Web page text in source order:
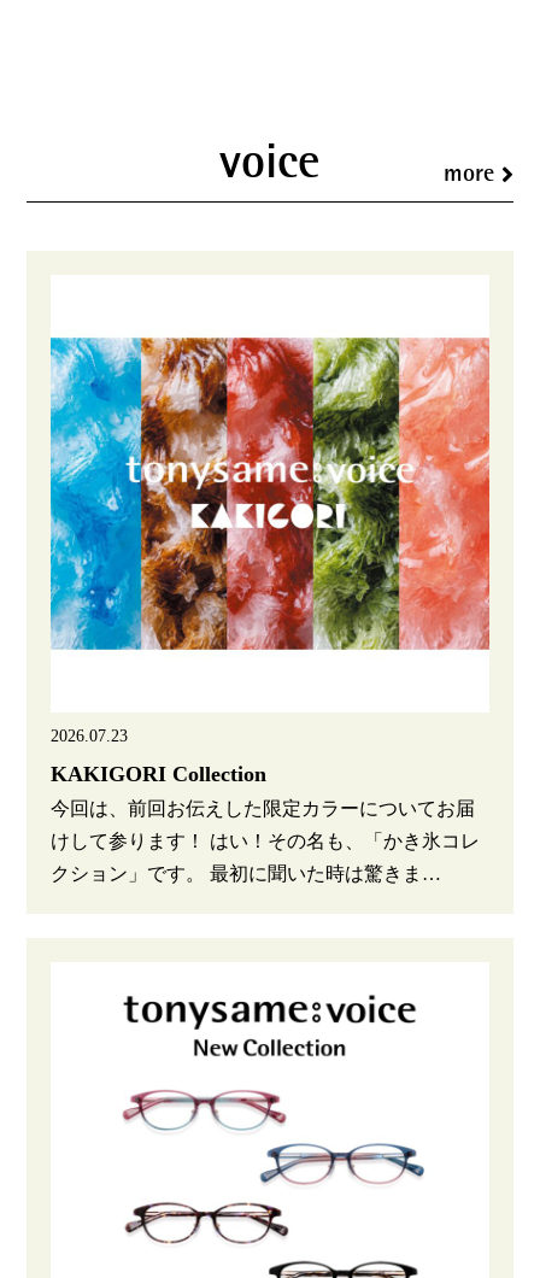
voice more
2026.07.23
KAKIGORI Collection
今回は、前回お伝えした限定カラーについてお届
けして参ります！ はい！その名も、「かき氷コレ
クション」です。 最初に聞いた時は驚きま…